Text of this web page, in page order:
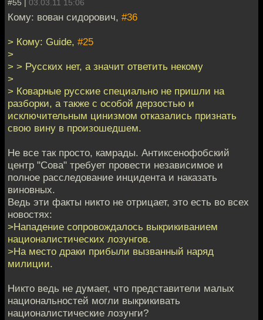
#55 | 03.03.11 15:06
Кому: вован сидорович, #36
> Кому: Guide, #25
>
> > Русских нет, а значит ответить некому
>
> Коварные русские специально не пришли на
разборки, а также с особой дерзостью и
исключительным цинизмом отказались признать
свою вину в произошедшем.
Не все так просто, камрады. Антиксенофобский
центр "Сова" требует провести независимое и
полное расследование инцидента и наказать
виновных.
Ведь эти факты никто не отрицает, это есть во всех
новостях:
>Нападение сопровождалось выкрикиванием
националистических лозунгов.
>На место драки прибыли вызванный наряд
милиции.
Никто ведь не думает, что представители малых
национальностей могли выкрикивать
националистические лозунги?